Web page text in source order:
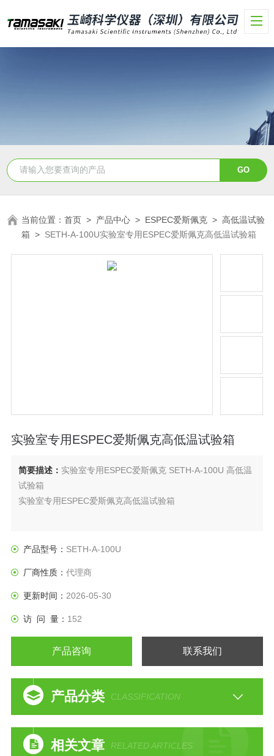
当前位置：首页 > 产品中心 > ESPEC爱斯佩克 >高低温试验
箱 > SETH-A-100U实验室专用ESPEC爱斯佩克高低温试验箱
实验室专用ESPEC爱斯佩克高低温试验箱
简要描述： 实验室专用ESPEC爱斯佩克 SETH-A-100U 高低温
试验箱
实验室专用ESPEC爱斯佩克高低温试验箱
产品型号： SETH-A-100U
厂商性质： 代理商
更新时间： 2026-05-30
访 问 量： 152
产品咨询 联系我们
产品分类 CLASSIFICATION
相关文章 RELATED ARTICLES